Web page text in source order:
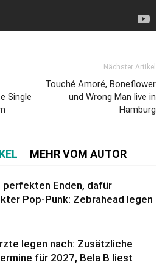
Single
Nächster Artikel
Touché Amoré, Boneflower
und Wrong Man live in
Hamburg
MEHR VOM AUTOR
perfekten Enden, dafür
Pop-Punk: Zebrahead legen
legen nach: Zusätzliche
für 2027, Bela B liest